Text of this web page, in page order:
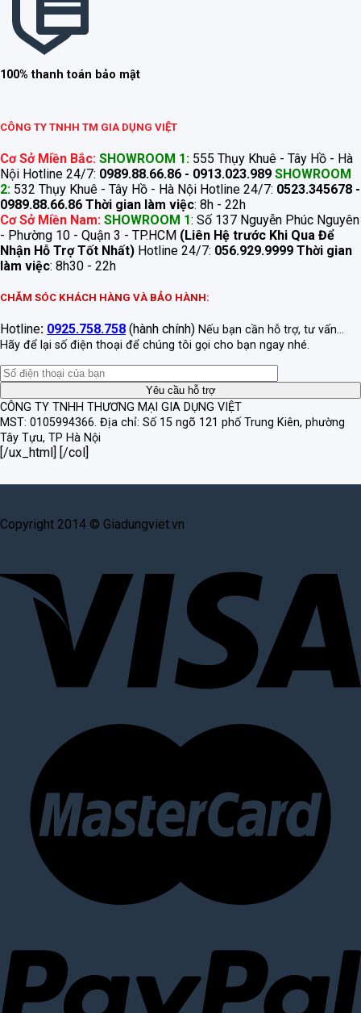
100% thanh toán bảo mật
CÔNG TY TNHH TM GIA DỤNG VIỆT
Cơ Sở Miền Bắc: SHOWROOM 1: 555 Thụy Khuê - Tây Hồ - Hà
Nội Hotline 24/7: 0989.88.66.86 - 0913.023.989 SHOWROOM
2: 532 Thụy Khuê - Tây Hồ - Hà Nội Hotline 24/7: 0523.345678 -
0989.88.66.86 Thời gian làm việc: 8h - 22h
Cơ Sở Miền Nam: SHOWROOM 1: Số 137 Nguyễn Phúc Nguyên
- Phường 10 - Quận 3 - TP.HCM (Liên Hệ trước Khi Qua Để
Nhận Hỗ Trợ Tốt Nhất) Hotline 24/7: 056.929.9999 Thời gian
làm việc: 8h30 - 22h
CHĂM SÓC KHÁCH HÀNG VÀ BẢO HÀNH:
Hotline: 0925.758.758 (hành chính) Nếu bạn cần hỗ trợ, tư vấn...
Hãy để lại số điện thoại để chúng tôi gọi cho bạn ngay nhé.
CÔNG TY TNHH THƯƠNG MẠI GIA DỤNG VIỆT
MST: 0105994366. Địa chỉ: Số 15 ngõ 121 phố Trung Kiên, phường
Tây Tựu, TP Hà Nội
[/ux_html] [/col]
Copyright 2014 © Giadungviet.vn